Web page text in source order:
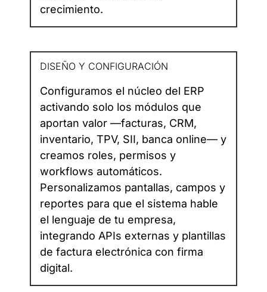
crecimiento.
DISEÑO Y CONFIGURACIÓN
Configuramos el núcleo del ERP
activando solo los módulos que
aportan valor —facturas, CRM,
inventario, TPV, SII, banca online— y
creamos roles, permisos y
workflows automáticos.
Personalizamos pantallas, campos y
reportes para que el sistema hable
el lenguaje de tu empresa,
integrando APIs externas y plantillas
de factura electrónica con firma
digital.